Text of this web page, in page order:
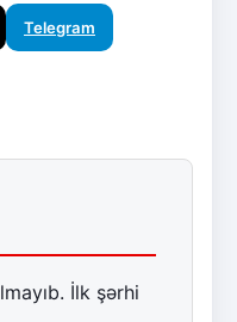
Telegram
İlk şərhi